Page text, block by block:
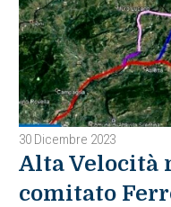
30 Dicembre 2023
Alta Velocità
comitato